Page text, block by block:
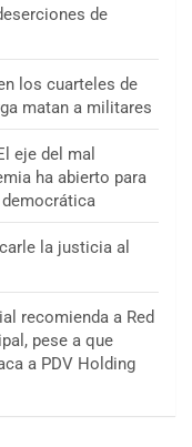
de
los cuarteles de
matan a militares
eje del mal
ha abierto para
la justicia al
recomienda a Red
pese a que
a PDV Holding